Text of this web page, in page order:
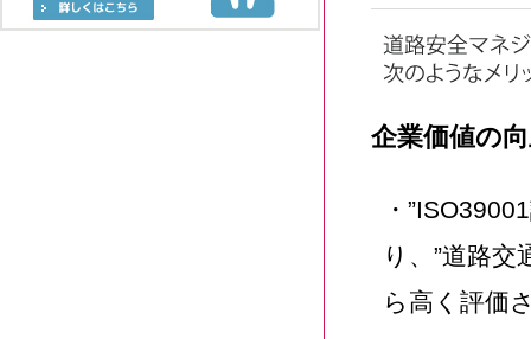
企業価値の
・
り、”道路
ら高く評価